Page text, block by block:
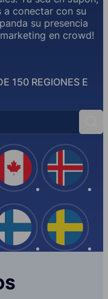
150 REGIONES E
a conectar con su
su presencia
en crowd!
Canadá
Finlandia Suecia